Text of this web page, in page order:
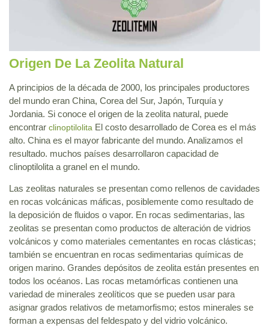
Origen De La Zeolita Natural
A principios de la década de 2000, los principales productores
del mundo eran China, Corea del Sur, Japón, Turquía y
Jordania. Si conoce el origen de la zeolita natural, puede
encontrar clinoptilolita El costo desarrollado de Corea es el más
alto. China es el mayor fabricante del mundo. Analizamos el
resultado. muchos países desarrollaron capacidad de
clinoptilolita a granel en el mundo.
Las zeolitas naturales se presentan como rellenos de cavidades
en rocas volcánicas máficas, posiblemente como resultado de
la deposición de fluidos o vapor. En rocas sedimentarias, las
zeolitas se presentan como productos de alteración de vidrios
volcánicos y como materiales cementantes en rocas clásticas;
también se encuentran en rocas sedimentarias químicas de
origen marino. Grandes depósitos de zeolita están presentes en
todos los océanos. Las rocas metamórficas contienen una
variedad de minerales zeolíticos que se pueden usar para
asignar grados relativos de metamorfismo; estos minerales se
forman a expensas del feldespato y del vidrio volcánico.